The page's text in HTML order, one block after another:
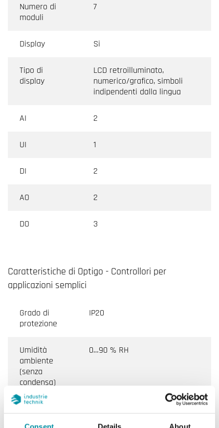
Consent Details About
Numero di
moduli
7
Display Si
Tipo di
display
LCD retroilluminato,
numerico/grafico, simboli
indipendenti dalla lingua
AI 2
UI 1
DI 2
AO 2
DO 3
Caratteristiche di Optigo - Controllori per
applicazioni semplici
Grado di
protezione
IP20
Umidità
ambiente
(senza
condensa)
0…90 % RH